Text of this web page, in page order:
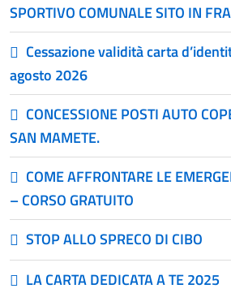
SPORTIVO COMUNALE SITO IN
Cessazione validità carta
agosto 2026
CONCESSIONE POSTI AUTO
SAN MAMETE.
COME AFFRONTARE LE
– CORSO GRATUITO
STOP ALLO SPRECO DI CIBO
LA CARTA DEDICATA A TE 2025